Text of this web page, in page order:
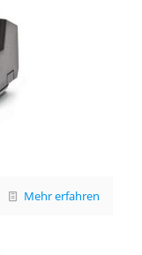
Mehr erfahren